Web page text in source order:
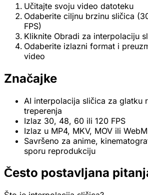
Učitajte svoju video datoteku
Odaberite ciljnu brzinu sličica
FPS)
Kliknite Obradi za interpolaciju
Odaberite izlazni format i
video
Značajke
AI interpolacija sličica za glatku
treperenja
Izlaz 30, 48, 60 ili 120 FPS
Izlaz u MP4, MKV, MOV ili
Savršeno za anime,
sporu reprodukciju
Često postavljana